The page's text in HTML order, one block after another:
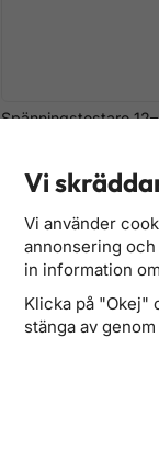
Spänningstestare
316 kr
Vi
Vi använder
annonsering
in information
Klicka på "Okej"
stänga av